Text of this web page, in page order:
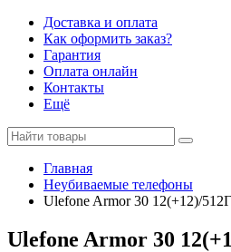
Доставка и оплата
Как оформить заказ?
Гарантия
Оплата онлайн
Контакты
Ещё
Главная
Неубиваемые телефоны
Ulefone Armor 30 12(+12)/
Ulefone Armor 30